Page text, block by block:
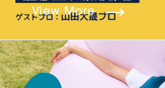
View More